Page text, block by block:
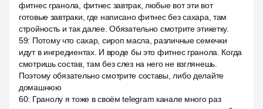
фитнес гранола, фитнес завтрак, любые вот эти вот
готовые завтраки, где написано фитнес без сахара, там
стройность и так далее. Обязательно смотрите этикетку.
59: Потому что сахар, сироп масла, различные семечки
идут в ингредиентах. И вроде бы это фитнес гранола. Когда
смотришь состав, там без слез на него не взглянешь.
Поэтому обязательно смотрите составы, либо делайте
домашнюю
60: Гранолу я тоже в своём telegram канале много раз